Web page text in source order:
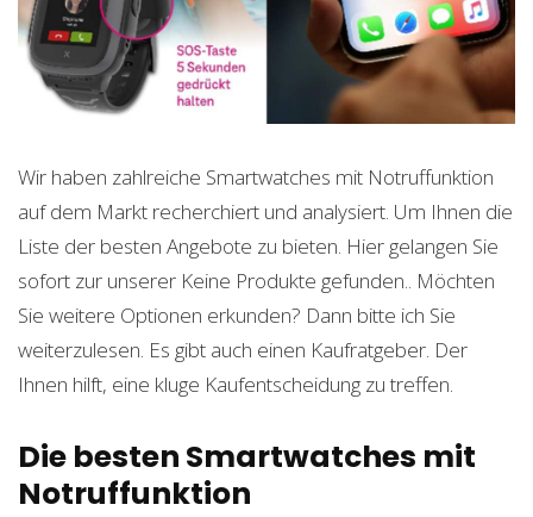
Wir haben zahlreiche Smartwatches mit Notruffunktion
auf dem Markt recherchiert und analysiert. Um Ihnen die
Liste der besten Angebote zu bieten. Hier gelangen Sie
sofort zur unserer Keine Produkte gefunden.. Möchten
Sie weitere Optionen erkunden? Dann bitte ich Sie
weiterzulesen. Es gibt auch einen Kaufratgeber. Der
Ihnen hilft, eine kluge Kaufentscheidung zu treffen.
Die besten Smartwatches mit
Notruffunktion